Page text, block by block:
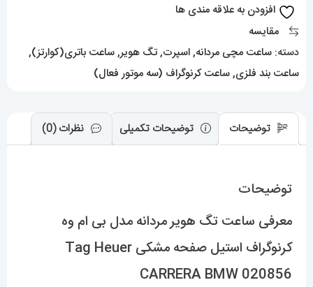
وه
Tag
Heuer
BMW
افزودن به علاقه مندی ها
مقایسه
دسته: ساعت مچی مردانه,اسپرت,تگ هویر,ساعت باتری(کوارتز),
ساعت بند فلزی,ساعت کرنوگراف (سه موتور فعال)
توضیحات توضیحات تکمیلی نظرات (0)
توضیحات
معرفی ساعت تگ هویر مردانه مدل بی ام وه
کرنوگراف استیل صفحه مشکی Tag Heuer
CARRERA BMW 020856